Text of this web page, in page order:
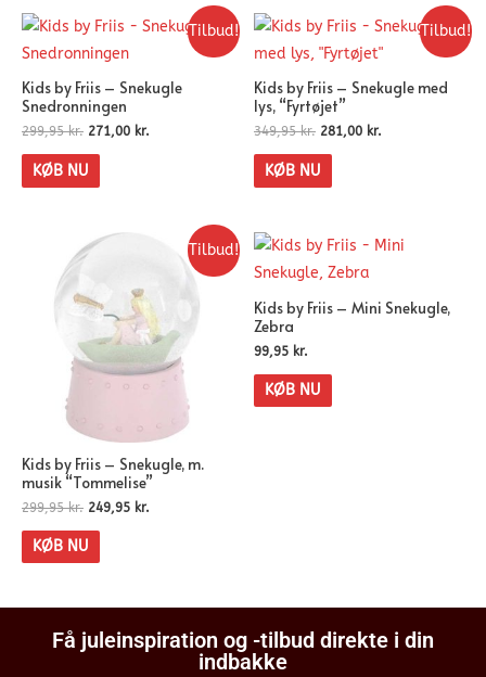
Tilbud!
Kids by Friis – Snekugle
Snedronningen
299,95kr. 271,00 kr.
KØB NU
Tilbud!
Kids by Friis – Snekugle med
lys, “Fyrtøjet”
349,95kr. 281,00 kr.
KØB NU
Tilbud!
Kids by Friis – Snekugle, m.
musik “Tommelise”
299,95kr. 249,95 kr.
KØB NU
Kids by Friis – Mini Snekugle,
Zebra
99,95 kr.
KØB NU
Få juleinspiration og -tilbud direkte i din
indbakke